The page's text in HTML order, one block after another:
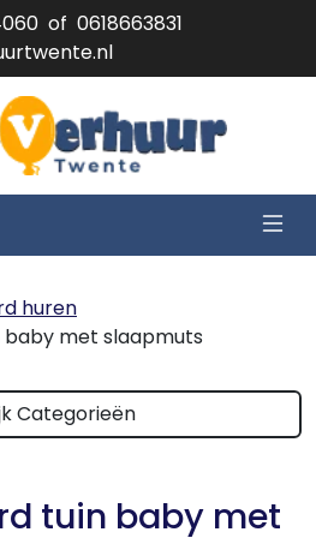
of 0618663831
je aan
huren
met slaapmuts
Categorieën
tuin baby met